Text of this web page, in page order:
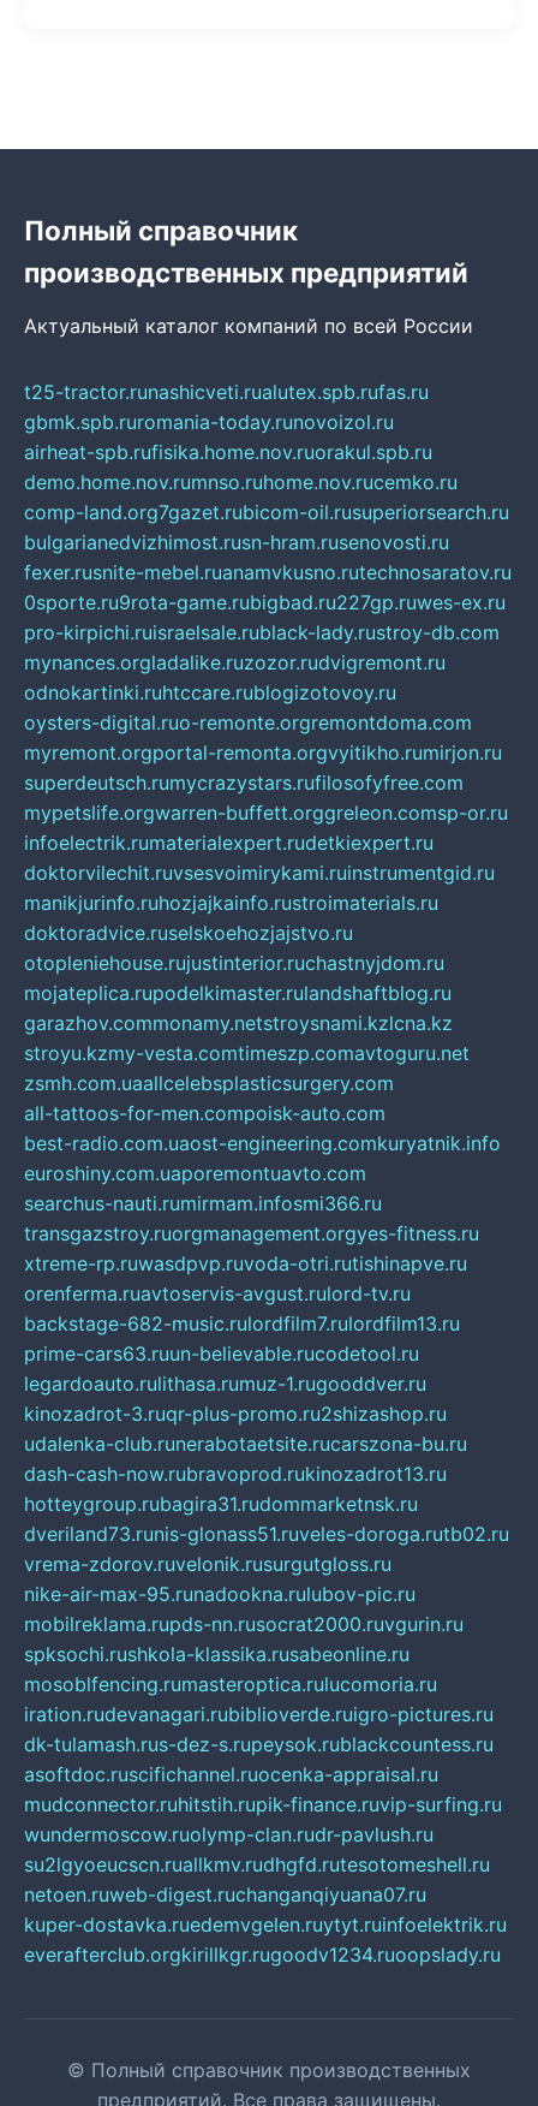
Полный справочник
производственных предприятий
Актуальный каталог компаний по всей России
t25-tractor.runashicveti.rualutex.spb.rufas.ru
gbmk.spb.ruromania-today.runovoizol.ru
airheat-spb.rufisika.home.nov.ruorakul.spb.ru
demo.home.nov.rumnso.ruhome.nov.rucemko.ru
comp-land.org7gazet.rubicom-oil.rusuperiorsearch.ru
bulgarianedvizhimost.rusn-hram.rusenovosti.ru
fexer.rusnite-mebel.ruanamvkusno.rutechnosaratov.ru
0sporte.ru9rota-game.rubigbad.ru227gp.ruwes-ex.ru
pro-kirpichi.ruisraelsale.rublack-lady.rustroy-db.com
mynances.orgladalike.ruzozor.rudvigremont.ru
odnokartinki.ruhtccare.rublogizotovoy.ru
oysters-digital.ruo-remonte.orgremontdoma.com
myremont.orgportal-remonta.orgvyitikho.rumirjon.ru
superdeutsch.rumycrazystars.rufilosofyfree.com
mypetslife.orgwarren-buffett.orggreleon.comsp-or.ru
infoelectrik.rumaterialexpert.rudetkiexpert.ru
doktorvilechit.ruvsesvoimirykami.ruinstrumentgid.ru
manikjurinfo.ruhozjajkainfo.rustroimaterials.ru
doktoradvice.ruselskoehozjajstvo.ru
otopleniehouse.rujustinterior.ruchastnyjdom.ru
mojateplica.rupodelkimaster.rulandshaftblog.ru
garazhov.commonamy.netstroysnami.kzlcna.kz
stroyu.kzmy-vesta.comtimeszp.comavtoguru.net
zsmh.com.uaallcelebsplasticsurgery.com
all-tattoos-for-men.compoisk-auto.com
best-radio.com.uaost-engineering.comkuryatnik.info
euroshiny.com.uaporemontuavto.com
searchus-nauti.rumirmam.infosmi366.ru
transgazstroy.ruorgmanagement.orgyes-fitness.ru
xtreme-rp.ruwasdpvp.ruvoda-otri.rutishinapve.ru
orenferma.ruavtoservis-avgust.rulord-tv.ru
backstage-682-music.rulordfilm7.rulordfilm13.ru
prime-cars63.ruun-believable.rucodetool.ru
legardoauto.rulithasa.rumuz-1.rugooddver.ru
kinozadrot-3.ruqr-plus-promo.ru2shizashop.ru
udalenka-club.runerabotaetsite.rucarszona-bu.ru
dash-cash-now.rubravoprod.rukinozadrot13.ru
hotteygroup.rubagira31.rudommarketnsk.ru
dveriland73.runis-glonass51.ruveles-doroga.rutb02.ru
vrema-zdorov.ruvelonik.rusurgutgloss.ru
nike-air-max-95.runadookna.rulubov-pic.ru
mobilreklama.rupds-nn.rusocrat2000.ruvgurin.ru
spksochi.rushkola-klassika.rusabeonline.ru
mosoblfencing.rumasteroptica.rulucomoria.ru
iration.rudevanagari.rubiblioverde.ruigro-pictures.ru
dk-tulamash.rus-dez-s.rupeysok.rublackcountess.ru
asoftdoc.ruscifichannel.ruocenka-appraisal.ru
mudconnector.ruhitstih.rupik-finance.ruvip-surfing.ru
wundermoscow.ruolymp-clan.rudr-pavlush.ru
su2lgyoeucscn.ruallkmv.rudhgfd.rutesotomeshell.ru
netoen.ruweb-digest.ruchanganqiyuana07.ru
kuper-dostavka.ruedemvgelen.ruytyt.ruinfoelektrik.ru
everafterclub.orgkirillkgr.rugoodv1234.ruoopslady.ru
© Полный справочник производственных
предприятий. Все права защищены.